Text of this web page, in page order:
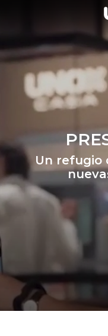
Un refugio